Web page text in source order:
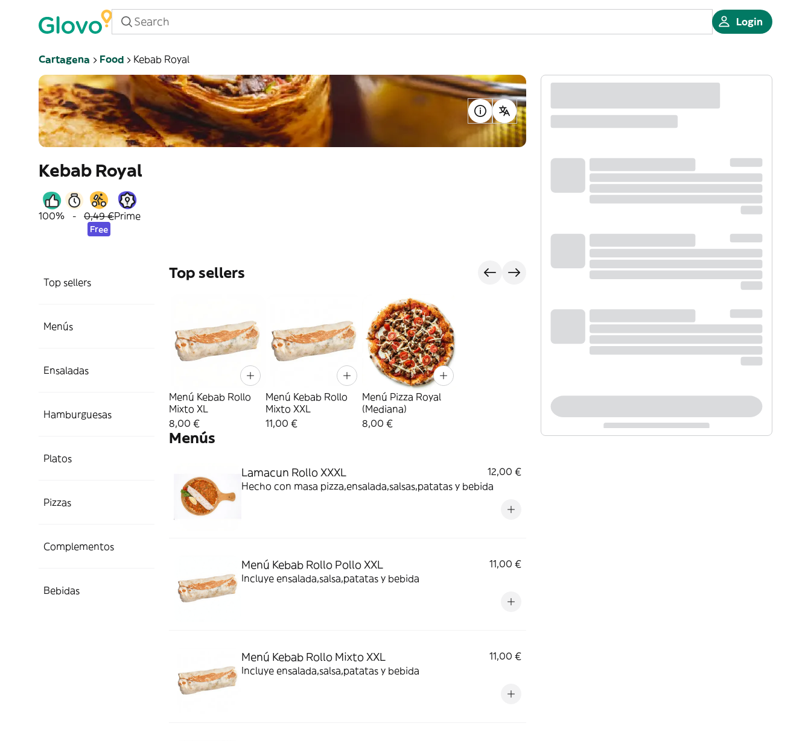
Login
Cartagena Food Kebab Royal
Kebab Royal
100% - 0,49 €
Free
Prime
Top sellers
Menús
Ensaladas
Hamburguesas
Platos
Pizzas
Complementos
Bebidas
Top sellers
Menú Kebab Rollo
Mixto XL
8,00 €
Menú Kebab Rollo
Mixto XXL
11,00 €
Menú Pizza Royal
(Mediana)
8,00 €
Menús
Lamacun Rollo XXXL
12,00 €
Hecho con masa pizza,ensalada,salsas,patatas y bebida
Menú Kebab Rollo Pollo XXL
11,00 €
Incluye ensalada,salsa,patatas y bebida
Menú Kebab Rollo Mixto XXL
11,00 €
Incluye ensalada,salsa,patatas y bebida